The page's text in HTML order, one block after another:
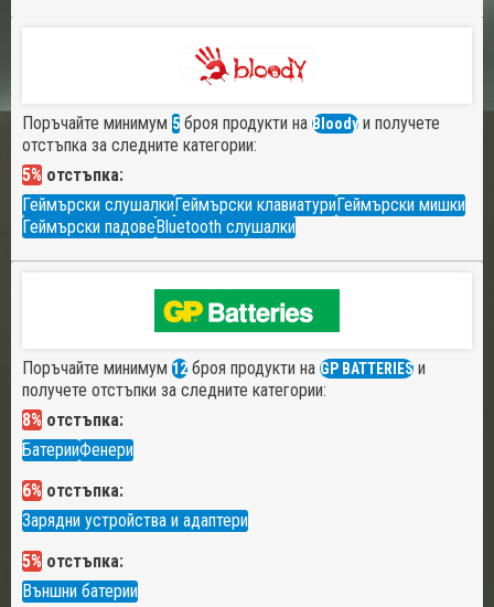
Поръчайте минимум 5 броя продукти на Bloody и получете
отстъпка за следните категории:
5% отстъпка:
Геймърски слушалкиГеймърски клавиатуриГеймърски мишки
Геймърски падовеBluetooth слушалки
Поръчайте минимум 12 броя продукти на GP BATTERIES и
получете отстъпки за следните категории:
8% отстъпка:
БатерииФенери
6% отстъпка:
Зарядни устройства и адаптери
5% отстъпка:
Външни батерии